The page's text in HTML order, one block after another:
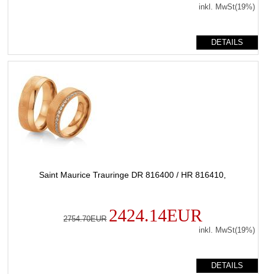
inkl. MwSt(19%)
DETAILS
Saint Maurice Trauringe DR 816400 / HR 816410,
2754.70EUR 2424.14EUR
inkl. MwSt(19%)
DETAILS